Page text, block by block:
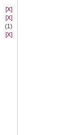
[X]
[X]
(1)
[X]